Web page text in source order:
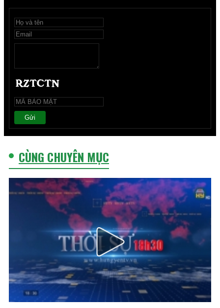
Gửi
CÙNG CHUYÊN MỤC